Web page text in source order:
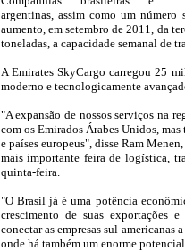
argentinas, assim como um
aumento, em setembro de 2011, da
toneladas, a capacidade semanal de
A Emirates SkyCargo carregou 25
moderno e tecnologicamente
"A expansão de nossos serviços na
com os Emirados Árabes Unidos,
e países europeus", disse Ram
mais importante feira de logística,
quinta-feira.
"O Brasil já é uma potência
crescimento de suas exportações
conectar as empresas sul-
onde há também um enorme